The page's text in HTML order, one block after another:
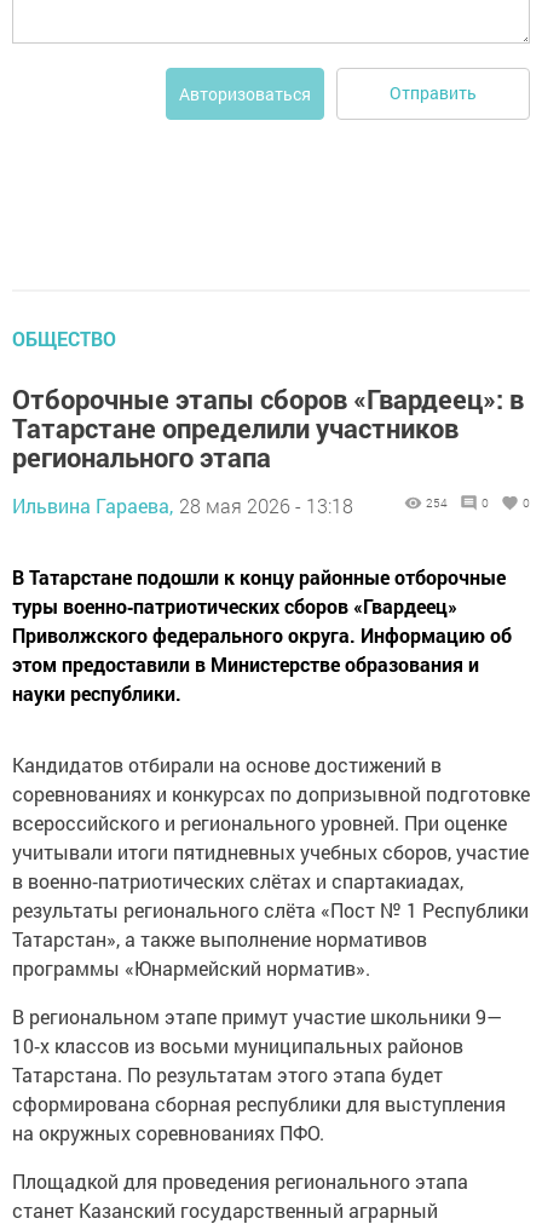
Авторизоваться Отправить
ОБЩЕСТВО
Отборочные этапы сборов «Гвардеец»: в
Татарстане определили участников
регионального этапа
Ильвина Гараева, 28 мая 2026 - 13:18 254 0 0
В Татарстане подошли к концу районные отборочные
туры военно‑патриотических сборов «Гвардеец»
Приволжского федерального округа. Информацию об
этом предоставили в Министерстве образования и
науки республики.
Кандидатов отбирали на основе достижений в
соревнованиях и конкурсах по допризывной подготовке
всероссийского и регионального уровней. При оценке
учитывали итоги пятидневных учебных сборов, участие
в военно‑патриотических слётах и спартакиадах,
результаты регионального слёта «Пост № 1 Республики
Татарстан», а также выполнение нормативов
программы «Юнармейский норматив».
В региональном этапе примут участие школьники 9—
10‑х классов из восьми муниципальных районов
Татарстана. По результатам этого этапа будет
сформирована сборная республики для выступления
на окружных соревнованиях ПФО.
Площадкой для проведения регионального этапа
станет Казанский государственный аграрный